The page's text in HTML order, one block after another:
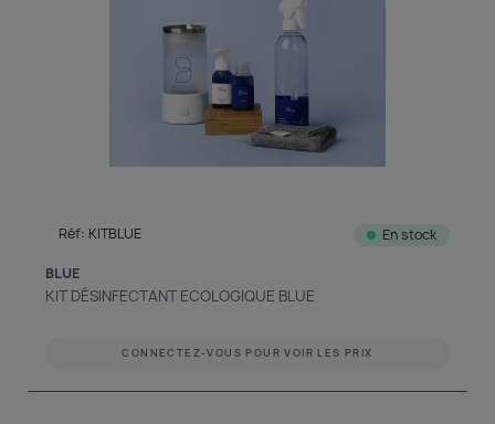
Réf: KITBLUE En stock
BLUE
KIT DÉSINFECTANT ECOLOGIQUE BLUE
CONNECTEZ-VOUS POUR VOIR LES PRIX
découvrir notre boutique et laissez-nous vous